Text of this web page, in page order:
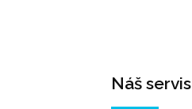
Náš servis